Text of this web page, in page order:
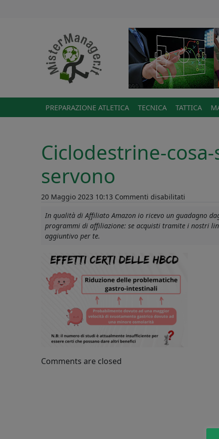
PREPARAZIONE ATLETICA TECNICA TATTICA
Ciclodestrine-
servono
20 Maggio 2023 10:13 Commenti disabilitati
cosa-
sono-
In qualità di Affiliato Amazon io ricevo un guadagno
programmi di affiliazione: se acquisti tramite i nostri
aggiuntivo per te.
Comments are closed